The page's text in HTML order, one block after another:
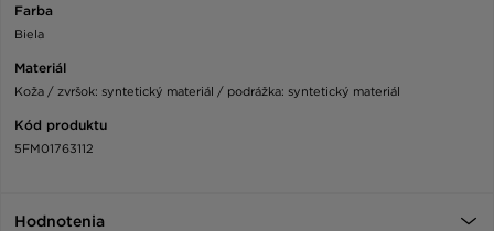
Farba
Biela
Materiál
Koža / zvršok: syntetický materiál / podrážka: syntetický materiál
Kód produktu
5FM01763112
Hodnotenia